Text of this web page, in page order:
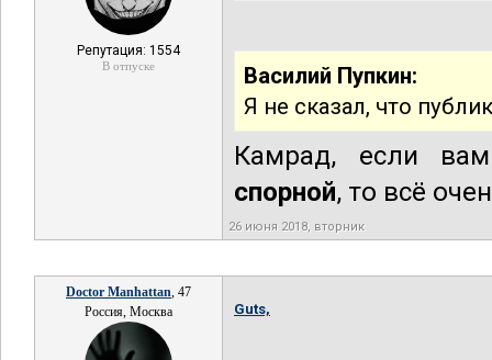
Репутация: 1554
В отпуске
Василий Пупкин:
Я не сказал, что
Камрад, если
спорной, то всё
26 июня 2018, вторник
Doctor Manhattan, 47
Россия, Москва
Guts,